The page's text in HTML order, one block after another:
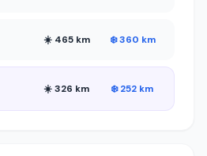
☀️ 465 km ❄️ 360 km
☀️ 326 km ❄️ 252 km